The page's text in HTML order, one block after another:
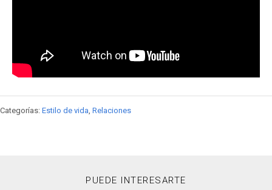
Categorías: Estilo de vida Relaciones
PUEDE INTERESARTE